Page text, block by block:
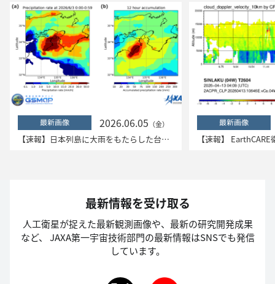
最新画像 2026.06.05 （金）
【速報】日本列島に大雨をもたらした台風6号「チャンミー」 ―衛星データ解析結果―
最新画像
最新情報を受け取る
人工衛星が捉えた最新観測画像や、最新の研究開発成果
など、
JAXA第一宇宙技術部門の最新情報はSNSでも発信
しています。